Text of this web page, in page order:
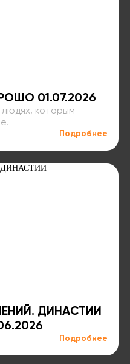
01.07.2026
которым
Подробнее
ДИНАСТИИ
Подробнее